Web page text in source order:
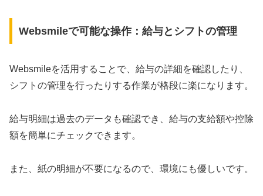
Websmileで可能な操作：給与とシフトの管理
Websmileを活用することで、給与の詳細を確認したり、
シフトの管理を行ったりする作業が格段に楽になります。
給与明細は過去のデータも確認でき、給与の支給額や控除
額を簡単にチェックできます。
また、紙の明細が不要になるので、環境にも優しいです。